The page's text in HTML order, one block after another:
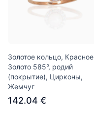
Золотое кольцо, Красное
Золото 585°, родий
(покрытие), Цирконы,
Жемчуг
142.04 €